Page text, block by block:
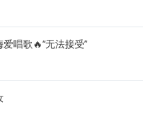
唱歌🔥“无法接受”